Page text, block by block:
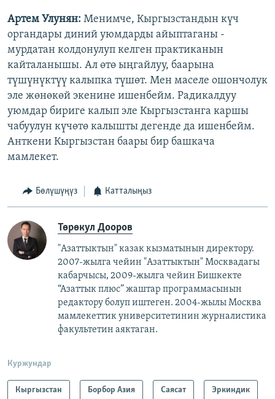
Артем Улунян: Менимче, Кыргызстандын күч
органдары диний уюмдарды айыптаганы -
мурдатан колдонулуп келген практиканын
кайталанышы. Ал өтө ыңгайлуу, баарына
түшүнүктүү калыпка түшөт. Мен маселе ошончолук
эле жөнөкөй экенине ишенбейм. Радикалдуу
уюмдар бириге калып эле Кыргызстанга каршы
чабуулун күчөтө калышты дегенде да ишенбейм.
Анткени Кыргызстан баары бир башкача
мамлекет.
Бөлүшүңүз Катталыңыз
Төрөкул Дооров
"Азаттыктын" казак кызматынын директору.
2007-жылга чейин "Азаттыктын" Москвадагы
кабарчысы, 2009-жылга чейин Бишкекте
“Азаттык плюс” жаштар программасынын
редактору болуп иштеген. 2004-жылы Москва
мамлекеттик университетинин журналистика
факультетин аяктаган.
Куржундар
Кыргызстан Борбор Азия Саясат Эркиндик